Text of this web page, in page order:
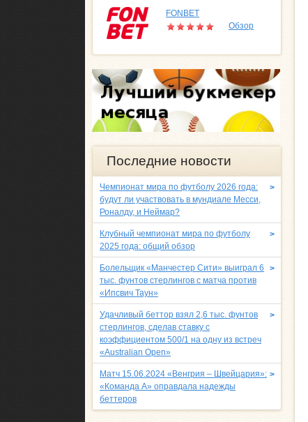
FONBET
Обзор
Последние новости
>
Чемпионат мира по футболу 2026 года:
будут ли участвовать в мундиале Месси,
Роналду, и Неймар?
>
Клубный чемпионат мира по футболу
2025 года: общий обзор
>
Болельщик «Манчестер Сити» выиграл 6
тыс. фунтов стерлингов с матча против
«Ипсвич Таун»
>
Удачливый беттор взял 2,6 тыс. фунтов
стерлингов, сделав ставку с
коэффициентом 500/1 на одну из встреч
«Australian Open»
>
Матч 15.06.2024 «Венгрия – Швейцария»:
«Команда A» оправдала надежды
беттеров